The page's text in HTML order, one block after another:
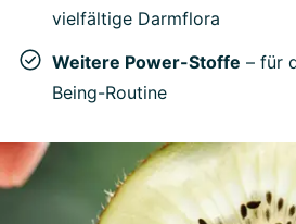
vielfältige Darmflora
Weitere Power-Stoffe – für
Being-Routine